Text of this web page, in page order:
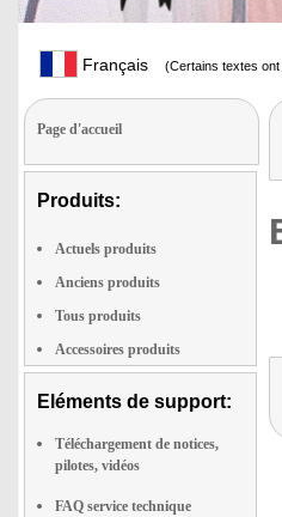
Français (Certains textes
Page d'accueil
Produits:
Actuels produits
Anciens produits
Tous produits
Accessoires produits
Eléments de support:
Téléchargement de notices,
pilotes, vidéos
FAQ service technique